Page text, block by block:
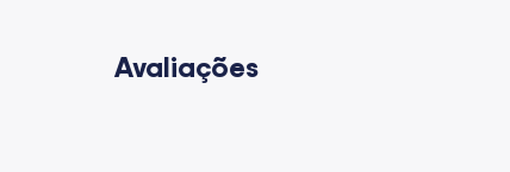
Avaliações